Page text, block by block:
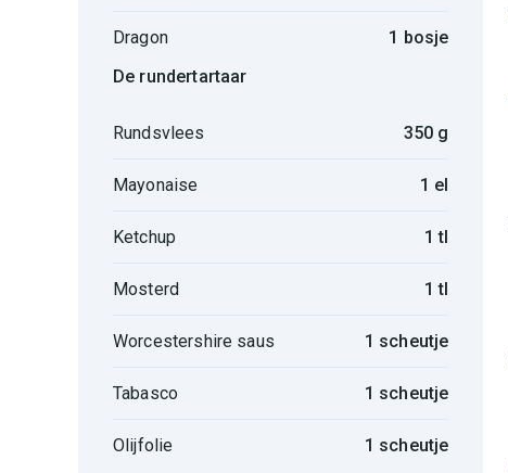
Dragon
1 bosje
De rundertartaar
Rundsvlees 350 g
Mayonaise 1 el
Ketchup 1 tl
Mosterd 1 tl
Worcestershire saus 1 scheutje
Tabasco 1 scheutje
Olijfolie
1 scheutje